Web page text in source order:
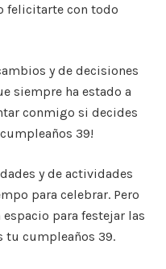
felicitarte con todo
y de decisiones
siempre ha estado a
conmigo si decides
39!
y de actividades
para celebrar. Pero
para festejar las
tu cumpleaños 39.